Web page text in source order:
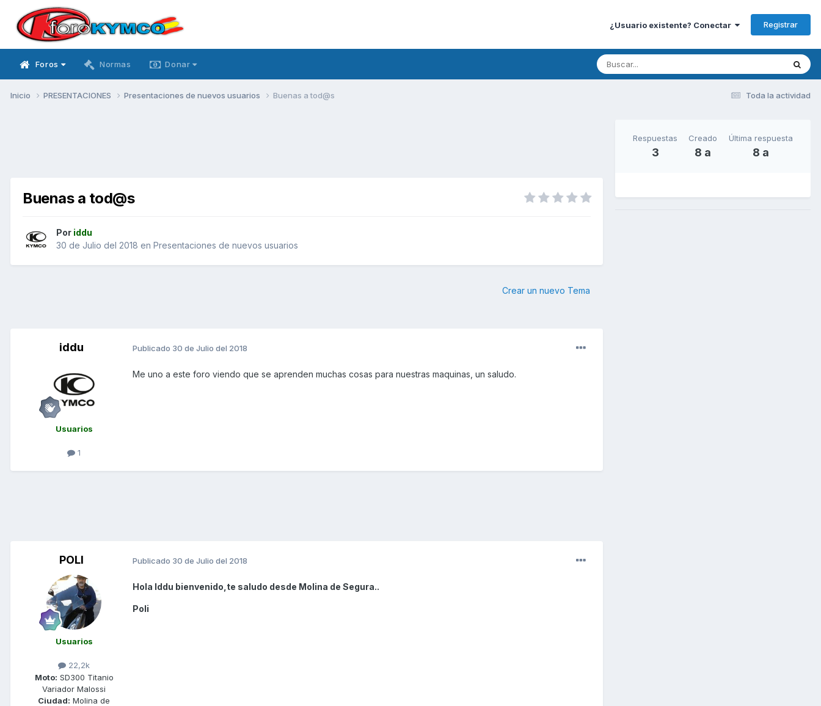
¿Usuario existente? Conectar Registrar
Foros Normas Donar
Toda la actividad
Inicio PRESENTACIONES Presentaciones de nuevos usuarios Buenas a tod@s
Buenas a tod@s
Por iddu
30 de Julio del 2018 en Presentaciones de nuevos usuarios
Crear un nuevo Tema
iddu
Usuarios
1
Publicado 30 de Julio del 2018
Me uno a este foro viendo que se aprenden muchas cosas para nuestras maquinas, un saludo.
POLI
Usuarios
22,2k
Moto: SD300 Titanio
Variador Malossi
Ciudad: Molina de
Publicado 30 de Julio del 2018
Hola Iddu bienvenido,te saludo desde Molina de Segura..
Poli
Respuestas
3
Creado
8 a
Última respuesta
8 a